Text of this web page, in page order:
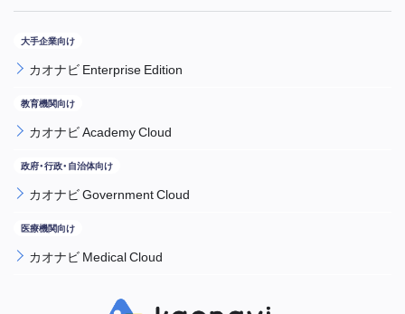
カオナビ Enterprise Edition
カオナビ Academy Cloud
カオナビ Government Cloud
カオナビ Medical Cloud